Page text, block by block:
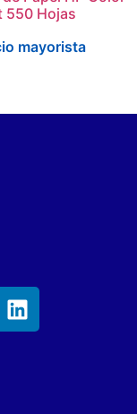
550 Hojas
mayorista